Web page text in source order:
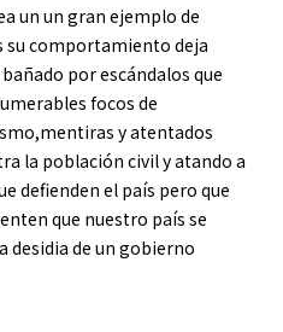
un un gran ejemplo de
su comportamiento deja
por escándalos que
focos de
y atentados
la población civil y atando a
defienden el país pero que
que nuestro país se
desidia de un gobierno